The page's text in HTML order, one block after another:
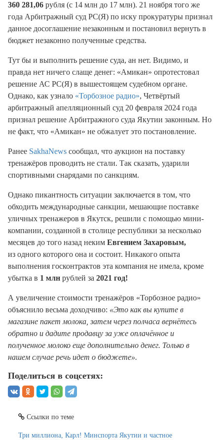
360 281,06 рубля (с 14 млн до 17 млн). 21 ноября того же
года Арбитражный суд РС(Я) по иску прокуратуры признал
данное досоглашение незаконным и постановил вернуть в
бюджет незаконно полученные средства.
Тут бы и выполнить решение суда, ан нет. Видимо, и
правда нет ничего слаще денег: «Амикан» опротестовал
решение АС РС(Я) в вышестоящем судебном органе.
Однако, как узнало «Торбозное радио», Четвёртый
арбитражный апелляционный суд 20 февраля 2024 года
признал решение Арбитражного суда Якутии законным. Но
не факт, что «Амикан» не обжалует это постановление.
Ранее SakhaNews сообщал, что аукцион на поставку
тренажёров проводить не стали. Так сказать, ударили
спортивными снарядами по санкциям.
Однако пикантность ситуации заключается в том, что
обходить международные санкции, мешающие поставке
уличных тренажеров в Якутск, решили с помощью мини-
компании, созданной в столице республики за несколько
месяцев до того назад неким Евгением Захаровым,
из одного которого она и состоит. Никакого опыта
выполнения госконтрактов эта компания не имела, кроме
убытка в 1 млн рублей за 2021 год!
А увеличение стоимости тренажёров «Торбозное радио»
объяснило весьма доходчиво: «Это как вы купите в
магазине пакет молока, затем через полчаса вернётесь
обратно и дадите продавцу за уже оплачённое и
полученное молоко еще дополнительно денег. Только в
нашем случае речь идет о бюджете».
Поделиться в соцсетях:
Ссылки по теме
Три миллиона, Карл! Минспорта Якутии и частное